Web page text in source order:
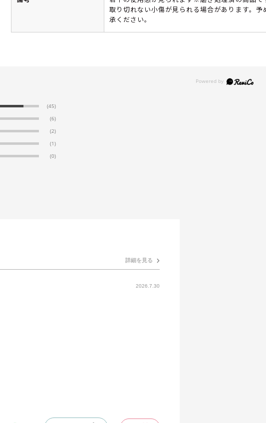
取り切れない小傷が見られる場合があります。予
承ください。
(45)
(6)
(2)
(1)
(0)
詳細を見る
2026.7.30